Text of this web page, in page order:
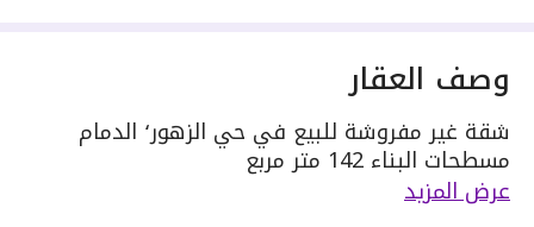
وصف العقار
شقة غير مفروشة للبيع في حي الزهور٬ الدمام
مسطحات البناء 142 متر مربع
يحدها 1 شارع:
عرض المزيد